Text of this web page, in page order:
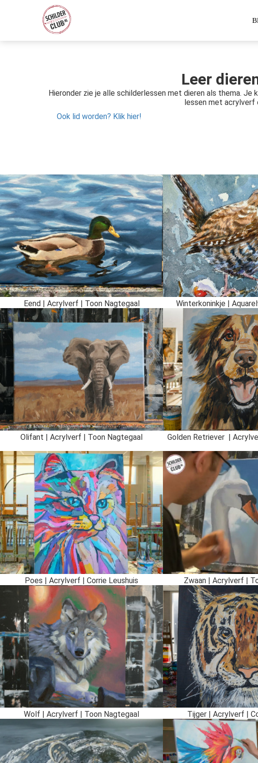
Leer
Hieronder zie je alle schilderlessen met dieren als thema. Je
lessen met acrylverf
Ook lid worden? Klik hier!
Eend | Acrylverf | Toon Nagtegaal Winterkoninkje |
Olifant | Acrylverf | Toon Nagtegaal Golden Retriever |
Poes | Acrylverf | Corrie Leushuis Zwaan | Acrylverf |
Wolf | Acrylverf | Toon Nagtegaal Tijger | Acrylverf |